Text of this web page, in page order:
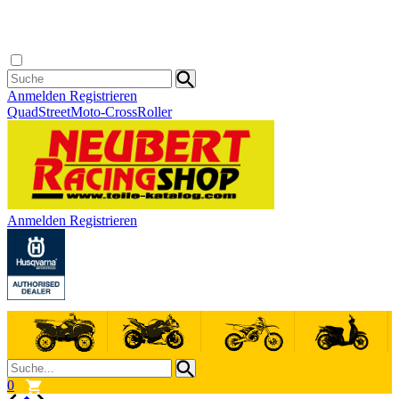
Anmelden Registrieren
QuadStreetMoto-CrossRoller
Anmelden Registrieren
0